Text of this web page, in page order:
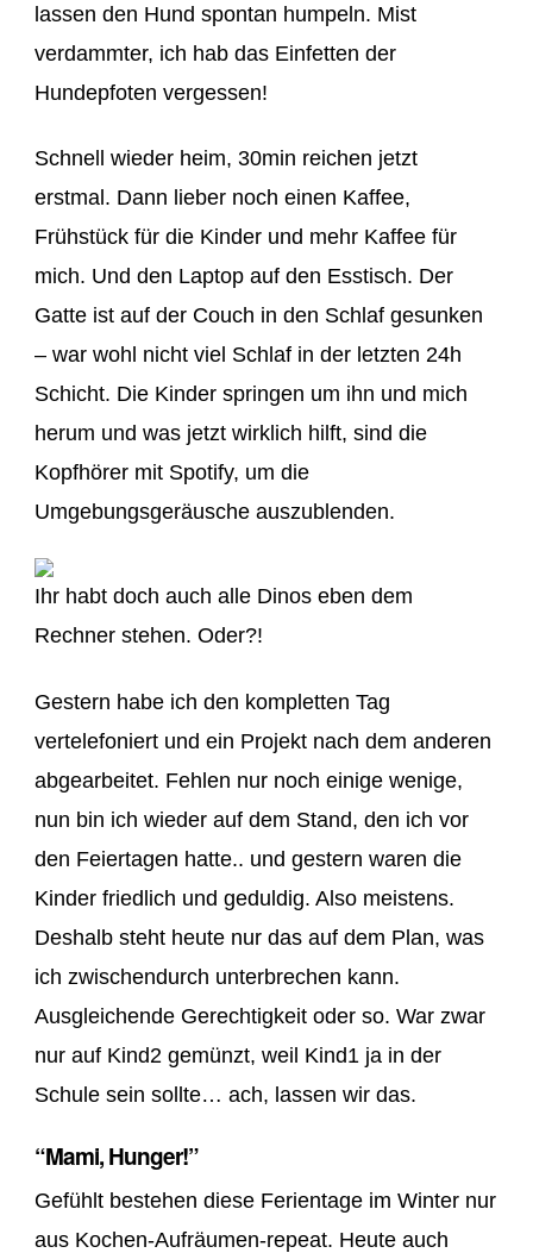
lassen den Hund spontan humpeln. Mist
verdammter, ich hab das Einfetten der
Hundepfoten vergessen!
Schnell wieder heim, 30min reichen jetzt
erstmal. Dann lieber noch einen Kaffee,
Frühstück für die Kinder und mehr Kaffee für
mich. Und den Laptop auf den Esstisch. Der
Gatte ist auf der Couch in den Schlaf gesunken
– war wohl nicht viel Schlaf in der letzten 24h
Schicht. Die Kinder springen um ihn und mich
herum und was jetzt wirklich hilft, sind die
Kopfhörer mit Spotify, um die
Umgebungsgeräusche auszublenden.
Ihr habt doch auch alle Dinos eben dem
Rechner stehen. Oder?!
Gestern habe ich den kompletten Tag
vertelefoniert und ein Projekt nach dem anderen
abgearbeitet. Fehlen nur noch einige wenige,
nun bin ich wieder auf dem Stand, den ich vor
den Feiertagen hatte.. und gestern waren die
Kinder friedlich und geduldig. Also meistens.
Deshalb steht heute nur das auf dem Plan, was
ich zwischendurch unterbrechen kann.
Ausgleichende Gerechtigkeit oder so. War zwar
nur auf Kind2 gemünzt, weil Kind1 ja in der
Schule sein sollte… ach, lassen wir das.
“Mami, Hunger!”
Gefühlt bestehen diese Ferientage im Winter nur
aus Kochen-Aufräumen-repeat. Heute auch